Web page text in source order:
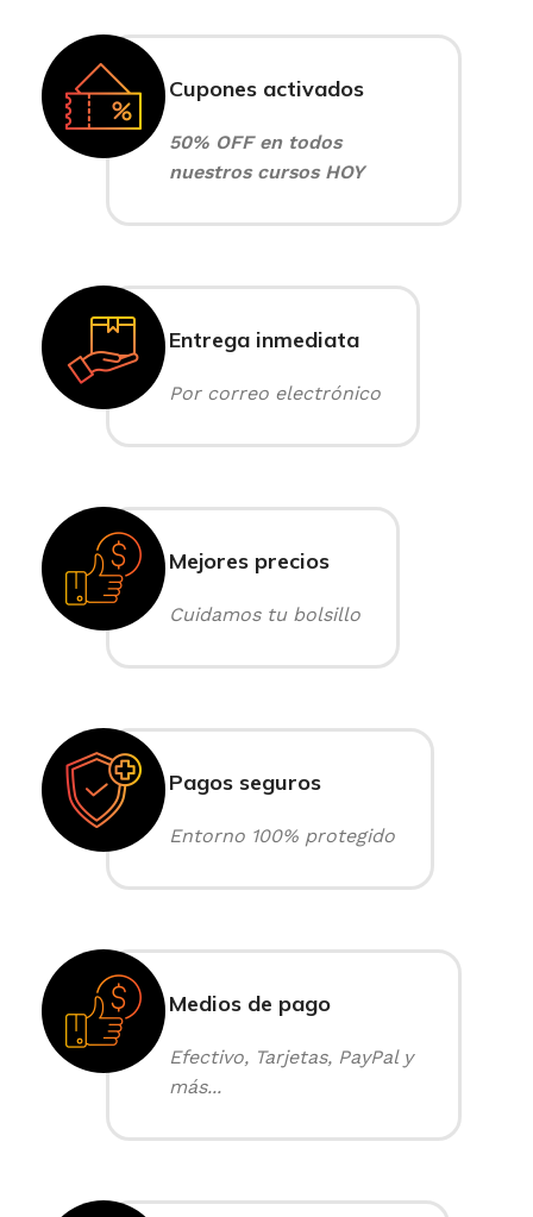
Cupones activados
50% OFF en todos
nuestros cursos HOY
Entrega inmediata
Por correo electrónico
Mejores precios
Cuidamos tu bolsillo
Pagos seguros
Entorno 100% protegido
Medios de pago
Efectivo, Tarjetas, PayPal y
más...